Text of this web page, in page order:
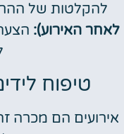
להקלטות של
לאחר האירוע):
טיפוח
אירועים הם מכרה